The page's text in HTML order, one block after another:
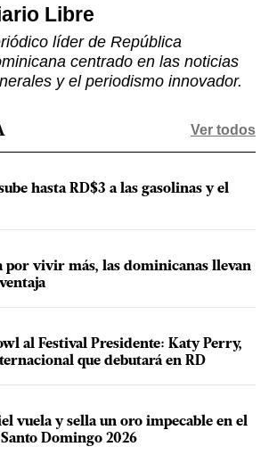
Libre
líder de República
centrado en las noticias
y el periodismo innovador.
Ver todos
hasta RD$3 a las gasolinas y el
por vivir más, las dominicanas llevan
al Festival Presidente: Katy Perry,
que debutará en RD
vuela y sella un oro impecable en el
Domingo 2026